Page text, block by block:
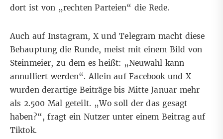
dort ist von „rechten Parteien“ die Rede.
Auch auf Instagram, X und Telegram macht diese
Behauptung die Runde, meist mit einem Bild von
Steinmeier, zu dem es heißt: „Neuwahl kann
annulliert werden“. Allein auf Facebook und X
wurden derartige Beiträge bis Mitte Januar mehr
als 2.500 Mal geteilt. „Wo soll der das gesagt
haben?“, fragt ein Nutzer unter einem Beitrag auf
Tiktok.